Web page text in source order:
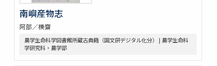
南嶼産物志
阿部／櫟齋
農学生命科学図書館所蔵古典籍（国文研デジタル化分） | 農学生命科
学研究科・農学部